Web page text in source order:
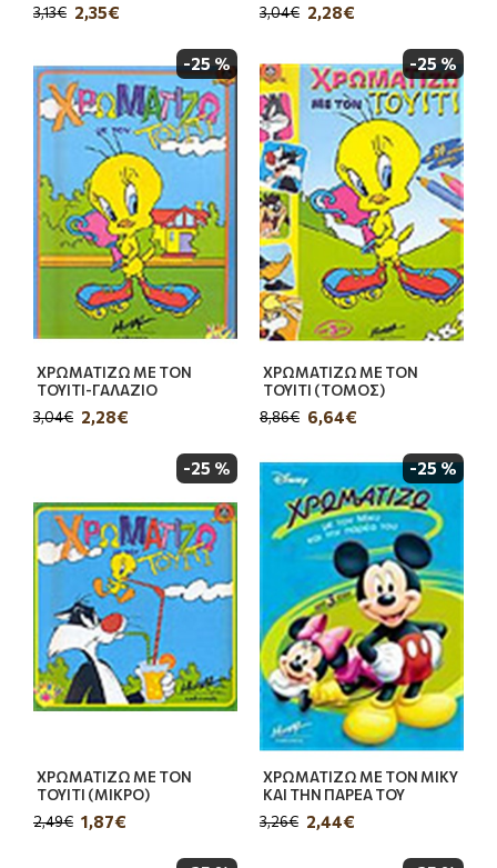
2,35€
3,13€ 2,28€
3,04€
-25 %
ΧΡΩΜΑΤΙΖΩ ΜΕ ΤΟΝ
ΤΟΥΙΤΙ-ΓΑΛΑΖΙΟ
2,28€
3,04€
-25 %
ΧΡΩΜΑΤΙΖΩ ΜΕ ΤΟΝ
ΤΟΥΙΤΙ (ΤΟΜΟΣ)
6,64€
8,86€
-25 %
ΧΡΩΜΑΤΙΖΩ ΜΕ ΤΟΝ
ΤΟΥΙΤΙ (ΜΙΚΡΟ)
1,87€
2,49€
-25 %
ΧΡΩΜΑΤΙΖΩ ΜΕ ΤΟΝ ΜΙΚΥ
ΚΑΙ ΤΗΝ ΠΑΡΕΑ ΤΟΥ
2,44€
3,26€